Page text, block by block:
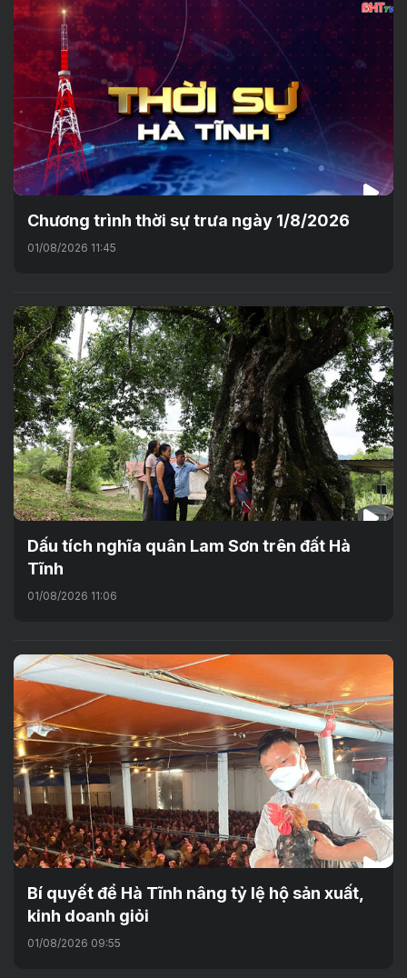
Chương trình thời sự trưa ngày 1/8/2026
01/08/2026 11:45
Dấu tích nghĩa quân Lam Sơn trên đất Hà
Tĩnh
01/08/2026 11:06
Bí quyết để Hà Tĩnh nâng tỷ lệ hộ sản xuất,
kinh doanh giỏi
01/08/2026 09:55